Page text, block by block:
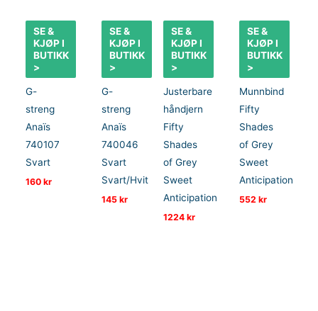
SE &
KJØP I
BUTIKK
>
G-
streng
Anaïs
740107
Svart
160kr
SE &
KJØP I
BUTIKK
>
G-
streng
Anaïs
740046
Svart
Svart/Hvit
145kr
SE &
KJØP I
BUTIKK
>
Justerbare
håndjern
Fifty
Shades
of Grey
Sweet
Anticipation
1224kr
SE &
KJØP I
BUTIKK
>
Munnbind
Fifty
Shades
of Grey
Sweet
Anticipation
552kr